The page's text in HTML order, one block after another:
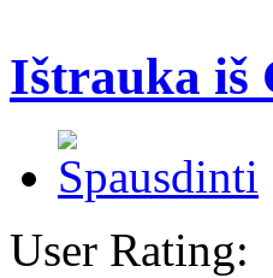
Ištrauka iš
User Rating: